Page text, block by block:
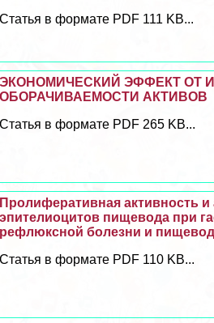
Статья в формате PDF 111 KB...
ЭКОНОМИЧЕСКИЙ ЭФФЕКТ ОТ
ОБОРАЧИВАЕМОСТИ АКТИВОВ
Статья в формате PDF 265 KB...
Пролиферативная активность и
эпителиоцитов пищевода при
рефлюксной болезни и
Статья в формате PDF 110 KB...